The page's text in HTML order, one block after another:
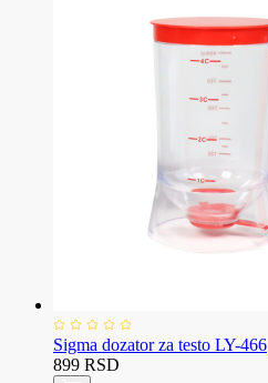
Sigma dozator za testo LY-466
899 RSD